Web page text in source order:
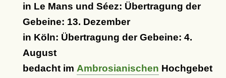
in Le Mans und Séez: Übertragung der
Gebeine: 13. Dezember
in Köln: Übertragung der Gebeine: 4.
August
bedacht im Ambrosianischen Hochgebet